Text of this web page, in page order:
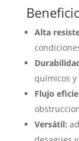
Alta
químicos y
Flujo
Versátil: